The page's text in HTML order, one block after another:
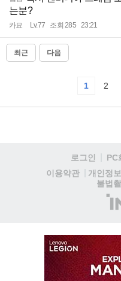
는분?
카묘 Lv.77 조회 285 23:21
최근 다음
1 2
로그인 PC
이용약관
개인정
불법